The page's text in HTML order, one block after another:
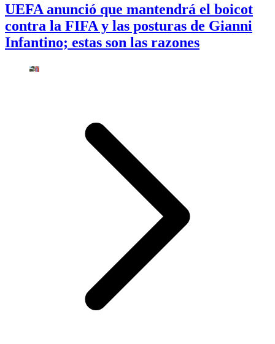
UEFA anunció que mantendrá el boicot
contra la FIFA y las posturas de Gianni
Infantino; estas son las razones